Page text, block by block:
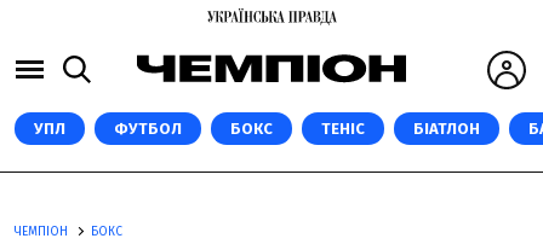
УПЛ ФУТБОЛ БОКС ТЕНІС БІАТЛОН
ЧЕМПІОН БОКС